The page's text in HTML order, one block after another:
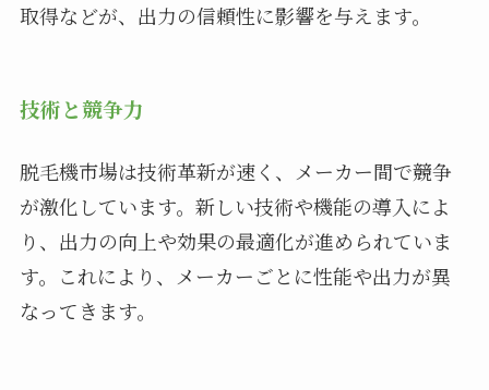
取得などが、出力の信頼性に影響を与えます。
技術と競争力
脱毛機市場は技術革新が速く、メーカー間で競争
が激化しています。新しい技術や機能の導入によ
り、出力の向上や効果の最適化が進められていま
す。これにより、メーカーごとに性能や出力が異
なってきます。